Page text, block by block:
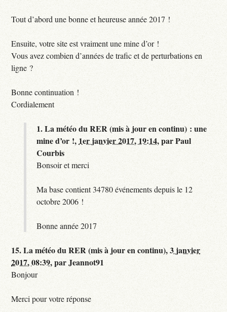
Tout d’abord une bonne et heureuse année 2017 !
Ensuite, votre site est vraiment une mine d’or !
Vous avez combien d’années de trafic et de perturbations en
ligne ?
Bonne continuation !
Cordialement
1.La météo du RER (mis à jour en continu) : une
mine d’or !, 1er janvier 2017, 19:14,parPaul
Courbis
Bonsoir et merci
Ma base contient 34780 événements depuis le 12
octobre 2006 !
Bonne année 2017
15.La météo du RER (mis à jour en continu),3 janvier
2017, 08:39,parJeannot91
Bonjour
Merci pour votre réponse